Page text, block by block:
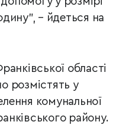
– йдеться на
області
розмістять у
комунальної
району.